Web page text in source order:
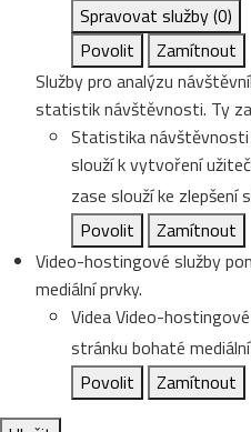
Spravovat služby(0)
Povolit
Zamítnout
Služby pro analýzu
statistik návštěvnosti. Ty
Statistika návštěvnosti
slouží k vytvoření
zase slouží ke zlepšení
Povolit
Zamítnout
Video-hostingové služby
mediální prvky.
VideaVideo-
stránku bohaté
Povolit
Zamítnout